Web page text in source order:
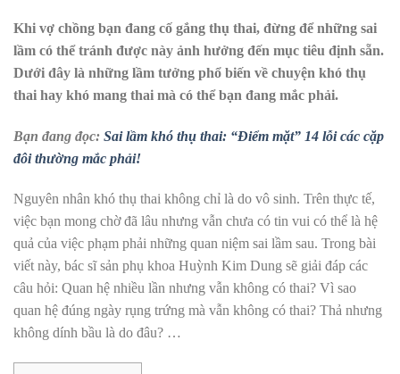
Khi vợ chồng bạn đang cố gắng thụ thai, đừng để những sai
lầm có thể tránh được này ảnh hưởng đến mục tiêu định sẵn.
Dưới đây là những lầm tưởng phổ biến về chuyện khó thụ
thai hay khó mang thai mà có thể bạn đang mắc phải.
Bạn đang đọc: Sai lầm khó thụ thai: “Điểm mặt” 14 lỗi các cặp
đôi thường mắc phải!
Nguyên nhân khó thụ thai không chỉ là do vô sinh. Trên thực tế,
việc bạn mong chờ đã lâu nhưng vẫn chưa có tin vui có thể là hệ
quả của việc phạm phải những quan niệm sai lầm sau. Trong bài
viết này, bác sĩ sản phụ khoa Huỳnh Kim Dung sẽ giải đáp các
câu hỏi: Quan hệ nhiều lần nhưng vẫn không có thai? Vì sao
quan hệ đúng ngày rụng trứng mà vẫn không có thai? Thả nhưng
không dính bầu là do đâu? …